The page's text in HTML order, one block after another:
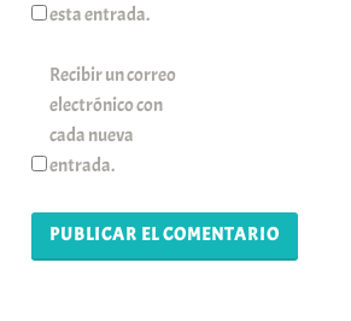
esta entrada.
Recibir un correo
electrónico con
cada nueva
entrada.